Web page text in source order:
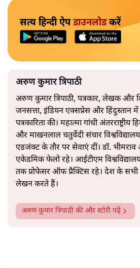
सत्य हिन्दी ऐपडाउनलोडकरें
अरुण कुमार त्रिपाठी
अरुण कुमार त्रिपाठी, पत्रकार, लेखक और
जनसत्ता, इंडियन एक्सप्रेस और हिंदुस्तान
पत्रकारिता की। महात्मा गांधी अंतरराष्ट्रीय
और माखनलाल चतुर्वेदी संचार
एडजंक्ट के तौर पर सेवाएं दीं। डॉ. भीमराव
एकेडमिक फेलो रहे। आईटीएम
तक प्रोफेसर ऑफ प्रैक्टिस रहे। देश के सभी
लेखन करते हैं।
अरुण कुमार त्रिपाठी की और स्टोरी पढ़ें